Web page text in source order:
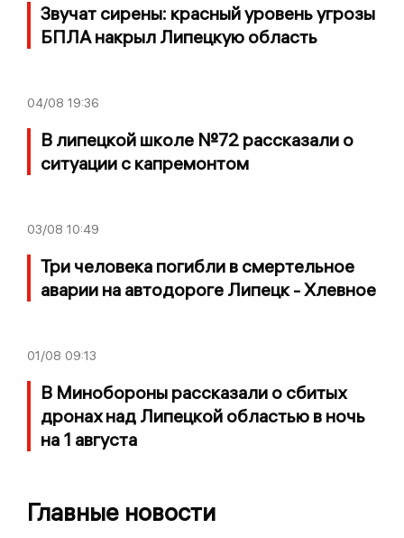
Звучат сирены: красный уровень угрозы
БПЛА накрыл Липецкую область
04/08 19:36
В липецкой школе №72 рассказали о
ситуации с капремонтом
03/08 10:49
Три человека погибли в смертельное
аварии на автодороге Липецк - Хлевное
01/08 09:13
В Минобороны рассказали о сбитых
дронах над Липецкой областью в ночь
на 1 августа
Главные новости